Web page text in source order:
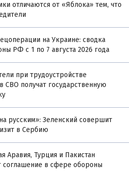
отличаются от «Яблока» тем, что
на Украине: сводка
РФ с 1 по 7 августа 2026 года
при трудоустройстве
СВО получат государственную
русским»: Зеленский совершит
в Сербию
Аравия, Турция и Пакистан
соглашение в сфере обороны